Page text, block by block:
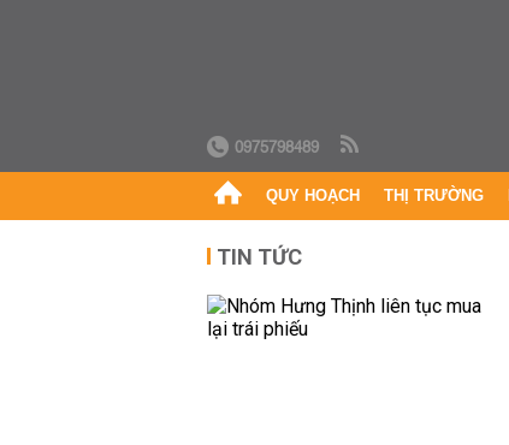
0975798489
QUY HOẠCH THỊ TRƯỜNG
TIN TỨC